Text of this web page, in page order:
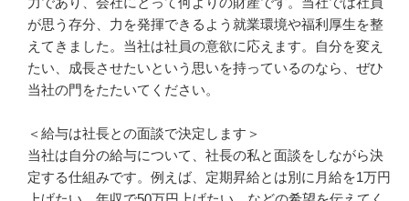
が思う存分、力を発揮できるよう就業環境や福利厚生を整
えてきました。当社は社員の意欲に応えます。自分を変え
たい、成長させたいという思いを持っているのなら、ぜひ
当社の門をたたいてください。
＜給与は社長との面談で決定します＞
当社は自分の給与について、社長の私と面談をしながら決
定する仕組みです。例えば、定期昇給とは別に月給を1万円